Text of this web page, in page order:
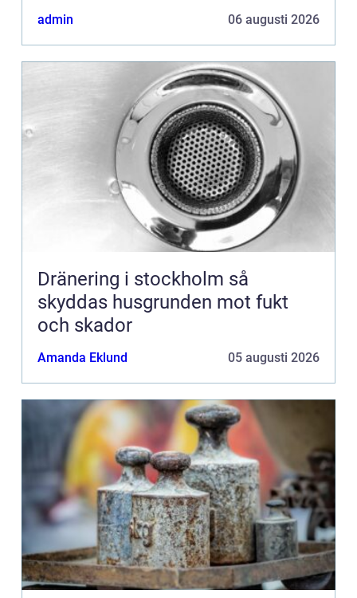
admin 06 augusti 2026
Dränering i stockholm så
skyddas husgrunden mot fukt
och skador
Amanda Eklund 05 augusti 2026